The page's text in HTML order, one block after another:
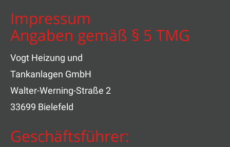
Impressum
Angaben gemäß § 5 TMG
Vogt Heizung und
Tankanlagen GmbH
Walter-Werning-Straße 2
33699 Bielefeld
Geschäftsführer: